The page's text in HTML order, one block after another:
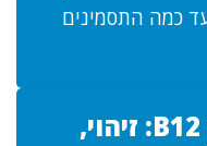
כמה התסמינים
תסמיני חוסר בוויטמין B12: זיהוי,